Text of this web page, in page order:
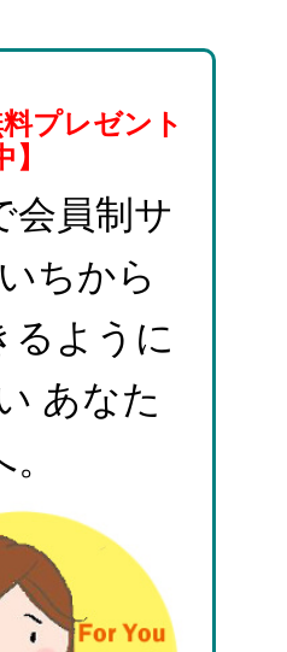
料プレゼント
】
会員制サ
ちから
るように
あなた